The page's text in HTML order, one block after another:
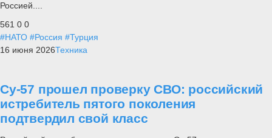
Россией....
561 0 0
#НАТО #Россия #Турция
16 июня 2026Техника
Су-57 прошел проверку СВО: российский
истребитель пятого поколения
подтвердил свой класс